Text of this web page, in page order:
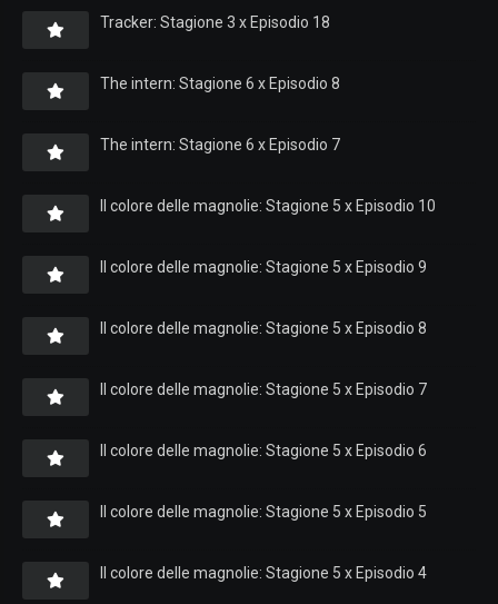
Tracker: Stagione 3 x Episodio 18
The intern: Stagione 6 x Episodio 8
The intern: Stagione 6 x Episodio 7
Il colore delle magnolie: Stagione 5 x Episodio 10
Il colore delle magnolie: Stagione 5 x Episodio 9
Il colore delle magnolie: Stagione 5 x Episodio 8
Il colore delle magnolie: Stagione 5 x Episodio 7
Il colore delle magnolie: Stagione 5 x Episodio 6
Il colore delle magnolie: Stagione 5 x Episodio 5
Il colore delle magnolie: Stagione 5 x Episodio 4